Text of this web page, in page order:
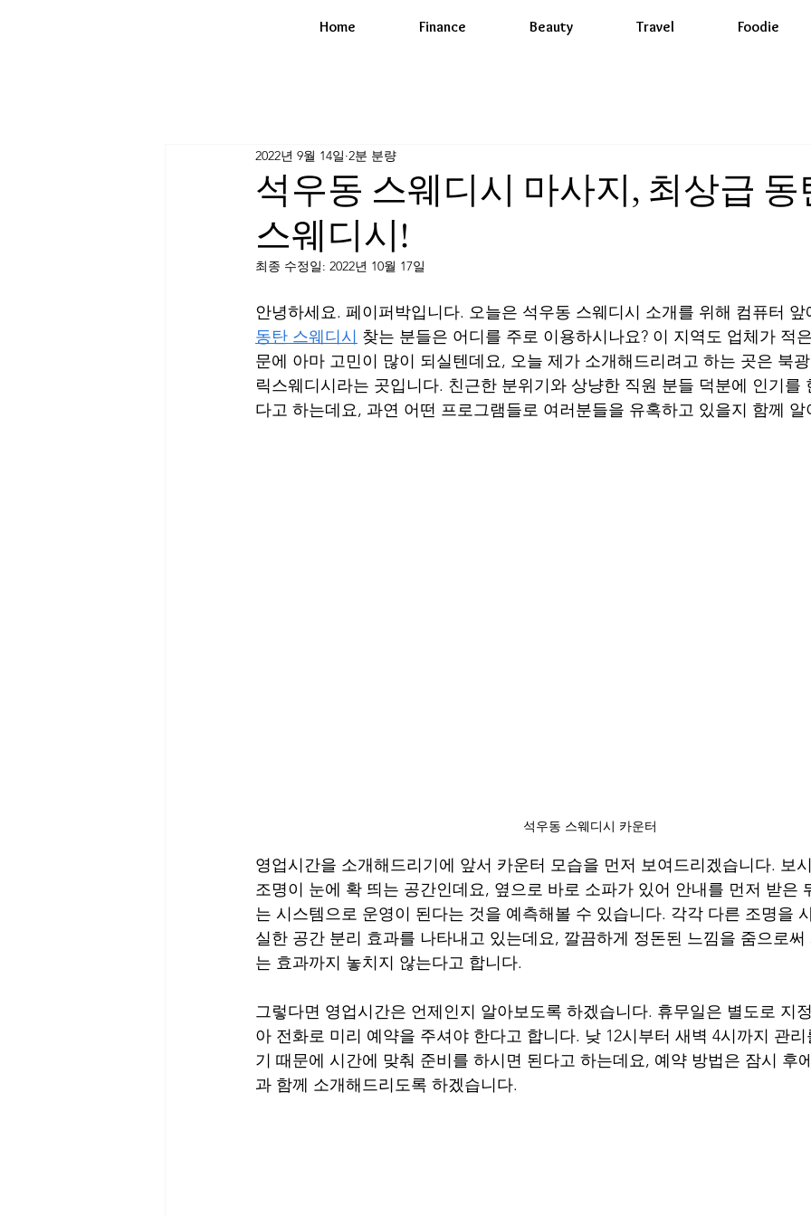
Home Finance Beauty Travel Foodie
석우동 스웨디시 마사지, 최상급 동
스웨디시!
2022년 9월 14일 2분 분량
최종 수정일: 2022년 10월 17일
안녕하세요. 페이퍼박입니다. 오늘은 석우동 스웨디시 소개를 위해 컴퓨터 앞
동탄 스웨디시 찾는 분들은 어디를 주로 이용하시나요? 이 지역도 업체가 적
문에 아마 고민이 많이 되실텐데요, 오늘 제가 소개해드리려고 하는 곳은 북
릭스웨디시라는 곳입니다. 친근한 분위기와 상냥한 직원 분들 덕분에 인기를
다고 하는데요, 과연 어떤 프로그램들로 여러분들을 유혹하고 있을지 함께 알
석우동 스웨디시 카운터
영업시간을 소개해드리기에 앞서 카운터 모습을 먼저 보여드리겠습니다. 보
조명이 눈에 확 띄는 공간인데요, 옆으로 바로 소파가 있어 안내를 먼저 받은
는 시스템으로 운영이 된다는 것을 예측해볼 수 있습니다. 각각 다른 조명을
실한 공간 분리 효과를 나타내고 있는데요, 깔끔하게 정돈된 느낌을 줌으로
는 효과까지 놓치지 않는다고 합니다.
그렇다면 영업시간은 언제인지 알아보도록 하겠습니다. 휴무일은 별도로 지
아 전화로 미리 예약을 주셔야 한다고 합니다. 낮 12시부터 새벽 4시까지 관
기 때문에 시간에 맞춰 준비를 하시면 된다고 하는데요, 예약 방법은 잠시 후
과 함께 소개해드리도록 하겠습니다.